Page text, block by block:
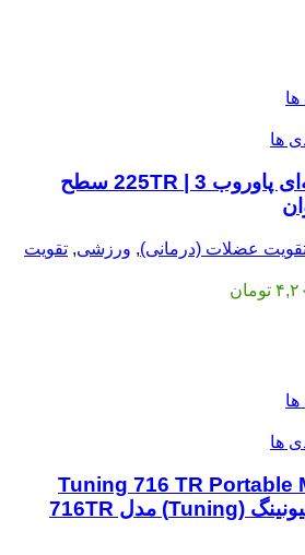
ها
تقویت پنجه دست ژله‌ای پاوروب 225TR | 3 سطح
عضلات (درمانی), ورزشی, تقویت
تومان
ها
Tuning 716 TR Portable
Taiwan ماساژرولر تیونینگ (Tuning) مدل 716TR